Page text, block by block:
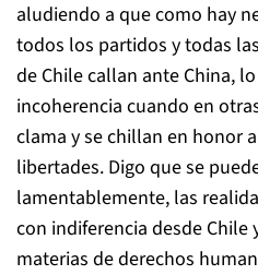
aludiendo a que como hay
todos los partidos y todas
de Chile callan ante China,
incoherencia cuando en
clama y se chillan en honor
libertades. Digo que se
lamentablemente, las
con indiferencia desde Chile
materias de derechos